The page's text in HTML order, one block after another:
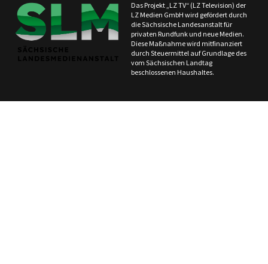
Das Projekt „LZ TV“ (LZ Television) der
LZ Medien GmbH wird gefördert durch
die Sächsische Landesanstalt für
privaten Rundfunk und neue Medien.
Diese Maßnahme wird mitfinanziert
durch Steuermittel auf Grundlage des
vom Sächsischen Landtag
beschlossenen Haushaltes.